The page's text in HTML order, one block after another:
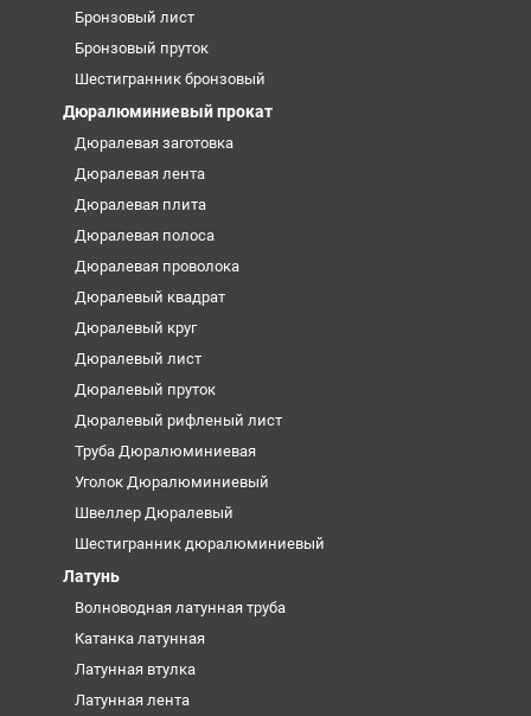
Бронзовый лист
Бронзовый пруток
Шестигранник бронзовый
Дюралюминиевый прокат
Дюралевая заготовка
Дюралевая лента
Дюралевая плита
Дюралевая полоса
Дюралевая проволока
Дюралевый квадрат
Дюралевый круг
Дюралевый лист
Дюралевый пруток
Дюралевый рифленый лист
Труба Дюралюминиевая
Уголок Дюралюминиевый
Швеллер Дюралевый
Шестигранник дюралюминиевый
Латунь
Волноводная латунная труба
Катанка латунная
Латунная втулка
Латунная лента